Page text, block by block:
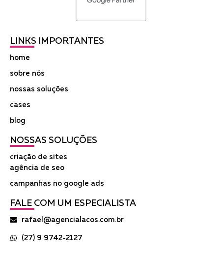
LINKS IMPORTANTES
home
sobre nós
nossas soluções
cases
blog
NOSSAS SOLUÇÕES
criação de sites
agência de seo
campanhas no google ads
FALE COM UM ESPECIALISTA
rafael@agencialacos.com.br
(27) 9 9742-2127